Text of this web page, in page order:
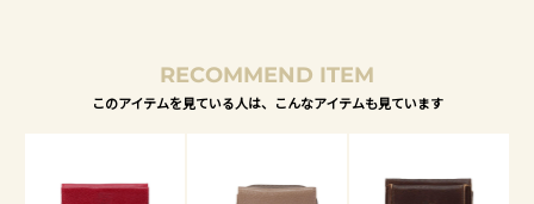
RECOMMEND ITEM
このアイテムを見ている人は、こんなアイテムも見ています